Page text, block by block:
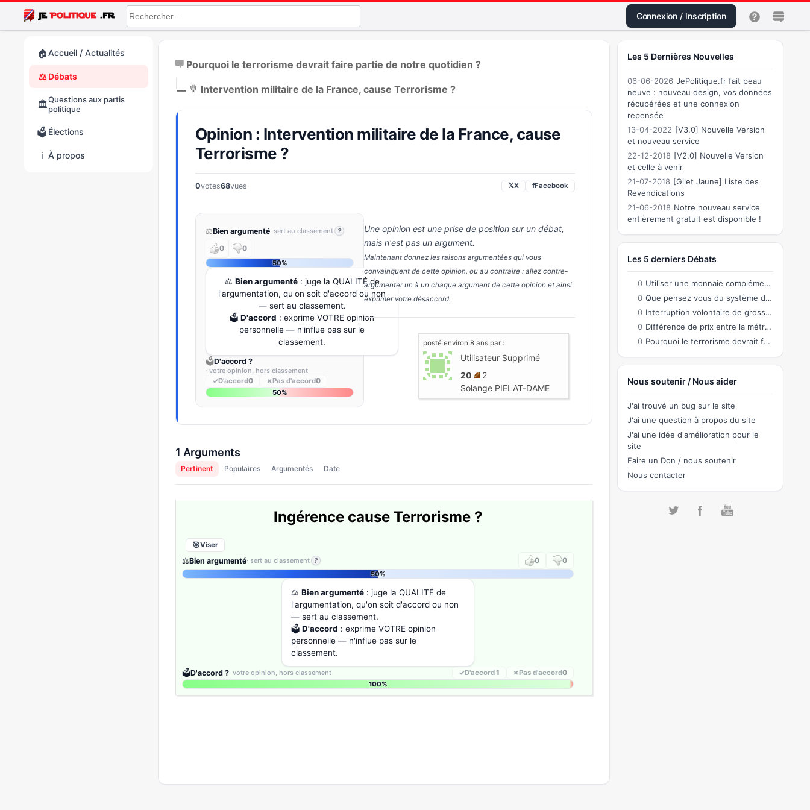
Connexion / Inscription
🏠Accueil / Actualités
⚖️ Débats
🏛️Questions aux partis
politique
🗳️ Élections
ℹ️ À propos
Pourquoi le terrorisme devrait faire partie de notre quotidien ?
Intervention militaire de la France, cause Terrorisme ?
Opinion : Intervention militaire de la France, cause
Terrorisme ?
0votes68vues 𝕏X fFacebook
⚖️Bien argumenté· sert au classement ?
0
0
50%
⚖️ Bien argumenté: juge la QUALITÉ de
l'argumentation, qu'on soit d'accord ou non
— sert au classement.
🗳️ D'accord : exprime VOTRE opinion
personnelle — n'influe pas sur le
classement.
🗳️D'accord ?
· votre opinion, hors classement
✓D'accord0 ✗ Pas d'accord0
50%
Une opinion est une prise de position sur un débat,
mais n'est pas un argument.
Maintenant donnez les raisons argumentées qui vous
convainquent de cette opinion, ou au contraire : allez contre-
argumenter un à un chaque argument de cette opinion et ainsi
exprimer votre désaccord.
posté environ 8 ans par :
Utilisateur Supprimé
20
2
Solange PIELAT-DAME
1 Arguments
Pertinent Populaires Argumentés Date
Ingérence cause Terrorisme ?
Viser
⚖️Bien argumenté· sert au classement ? 0
0
50%
⚖️ Bien argumenté : juge la QUALITÉ de
l'argumentation, qu'on soit d'accord ou non
— sert au classement.
🗳️ D'accord : exprime VOTRE opinion
personnelle — n'influe pas sur le
classement.
🗳️D'accord ?· votre opinion, hors classement ✓D'accord1 ✗ Pas d'accord0
100%
Les 5 Dernières Nouvelles
06-06-2026 JePolitique.fr fait peau
neuve : nouveau design, vos données
récupérées et une connexion
repensée
13-04-2022 [V3.0] Nouvelle Version
et nouveau service
22-12-2018 [V2.0] Nouvelle Version
et celle à venir
21-07-2018 [Gilet Jaune] Liste des
Revendications
21-06-2018 Notre nouveau service
entièrement gratuit est disponible !
Les 5 derniers Débats
0 Utiliser une monnaie complémentaire co-créée par les citoyens permettant des échanges
0 Que pensez vous du système de connection sur le site?
0 Interruption volontaire de grossesse
0 Différence de prix entre la métropole et l'Outre-Mer
0 Pourquoi le terrorisme devrait faire partie de notre quotidien ?
Nous soutenir / Nous aider
J'ai trouvé un bug sur le site
J'ai une question à propos du site
J'ai une idée d'amélioration pour le
site
Faire un Don / nous soutenir
Nous contacter